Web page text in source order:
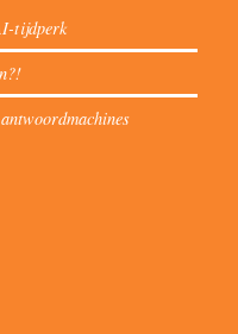
tijdperk